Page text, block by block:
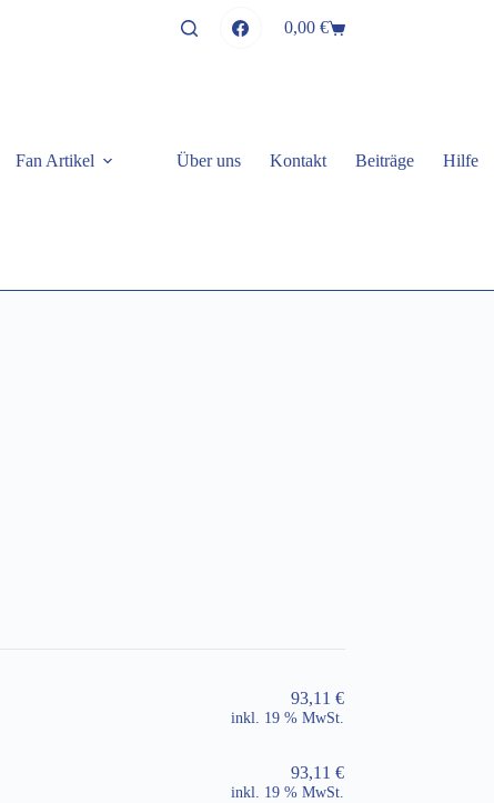
Warenkorb
0,00 €
Fan Artikel Über uns Kontakt Beiträge Hilfe
93,11€
inkl. 19 % MwSt.
93,11€
inkl. 19 % MwSt.